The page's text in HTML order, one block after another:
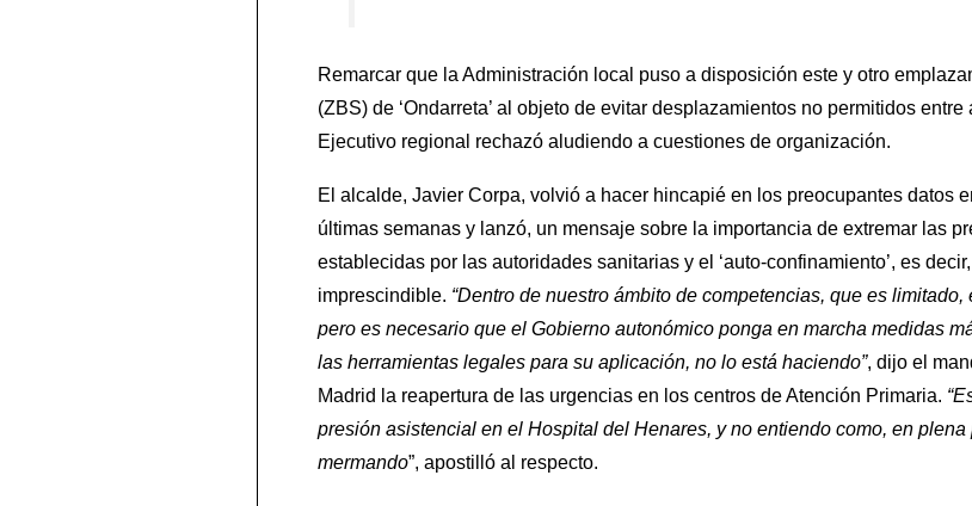
Remarcar que la Administración local puso a disposición este y otro
(ZBS) de ‘Ondarreta’ al objeto de evitar desplazamientos no permitidos
Ejecutivo regional rechazó aludiendo a cuestiones de organización.
El alcalde, Javier Corpa, volvió a hacer hincapié en los preocupantes datos
últimas semanas y lanzó, un mensaje sobre la importancia de extremar las
establecidas por las autoridades sanitarias y el ‘auto-confinamiento’, es
imprescindible. “Dentro de nuestro ámbito de competencias, que es
pero es necesario que el Gobierno autonómico ponga en marcha medidas
las herramientas legales para su aplicación, no lo está haciendo”, dijo el
Madrid la reapertura de las urgencias en los centros de Atención Primaria.
presión asistencial en el Hospital del Henares, y no entiendo como, en
mermando”, apostilló al respecto.